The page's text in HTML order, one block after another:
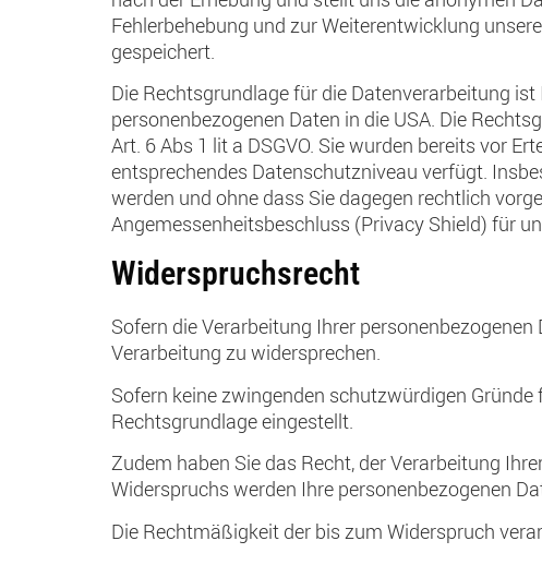
Fehlerbehebung und zur Weiterentwicklung
gespeichert.
Die Rechtsgrundlage für die Datenverarbeitung
personenbezogenen Daten in die USA. Die
Art. 6 Abs 1 lit a DSGVO. Sie wurden bereits vor
entsprechendes Datenschutzniveau verfügt.
werden und ohne dass Sie dagegen rechtlich
Angemessenheitsbeschluss (Privacy Shield) für
Widerspruchsrecht
Sofern die Verarbeitung Ihrer
Verarbeitung zu widersprechen.
Sofern keine zwingenden schutzwürdigen
Rechtsgrundlage eingestellt.
Zudem haben Sie das Recht, der Verarbeitung
Widerspruchs werden Ihre personenbezogenen
Die Rechtmäßigkeit der bis zum Widerspruch